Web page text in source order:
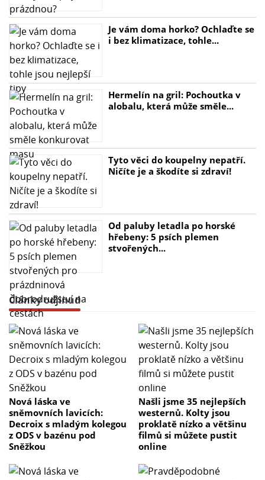
Je vám doma horko? Ochlaďte se
i bez klimatizace, tohle...
Hermelín na gril: Pochoutka v
alobalu, která může směle...
Tyto věci do koupelny nepatří.
Ničíte je a škodíte si zdraví!
Od paluby letadla po horské
hřebeny: 5 psích plemen
stvořených...
Články odjinud
Nová láska ve
sněmovních lavicích:
Decroix s mladým kolegou
z ODS v bazénu pod
Sněžkou
Našli jsme 35 nejlepších
westernů. Kolty jsou
proklatě nízko a většinu
filmů si můžete pustit
online